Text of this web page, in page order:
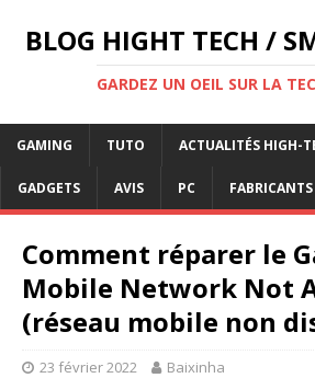
BLOG HIGHT TECH /
GARDEZ UN OEIL SUR LA
GAMING TUTO ACTUALITÉS HIGH-
GADGETS AVIS PC FABRICANTS
Comment réparer le
Mobile Network Not
(réseau mobile non
23 février 2022 Baixinha